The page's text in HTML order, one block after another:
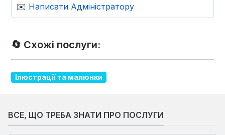
✉️ Написати Адміністратору
🔄 Схожі послуги:
Ілюстрації та малюнки
ВСЕ, ЩО ТРЕБА ЗНАТИ ПРО ПОСЛУГИ